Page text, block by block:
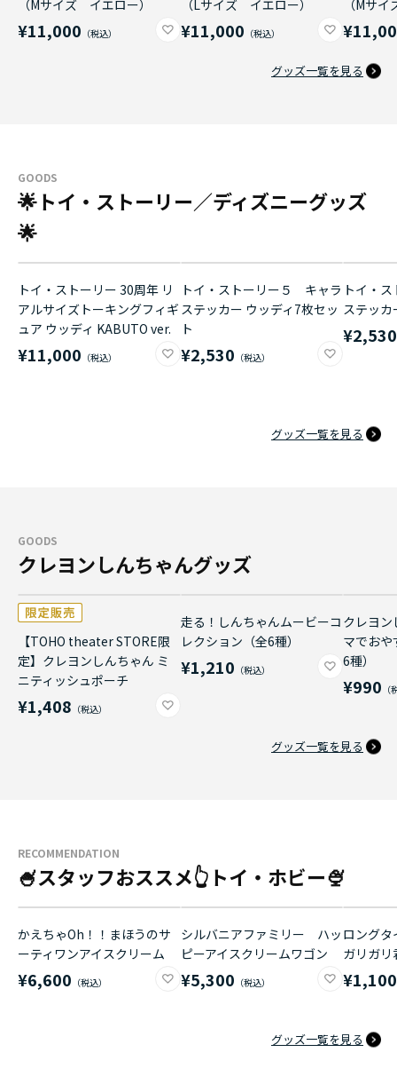
（Mサイズ イエロー）
¥11,000
（Lサイズ イエロー）
¥11,000
（Mサ
グッズ一覧を見る
GOODS
🌟トイ・ストーリー／ディズニーグッズ
🌟
トイ・ストーリー 30周年 リ
アルサイズトーキングフィギ
ュア ウッディ KABUTO ver.
¥11,000
トイ・ストーリー５ キャラ
ステッカー ウッディ7枚セッ
ト
¥2,530
トイ・
ステッカ
¥2,530
グッズ一覧を見る
GOODS
クレヨンしんちゃんグッズ
【TOHO theater STORE限
定】クレヨンしんちゃん ミ
ニティッシュポーチ
¥1,408
走る！しんちゃんムービーコ
レクション（全6種）
¥1,210
クレヨ
マでお
6種）
¥990
グッズ一覧を見る
RECOMMENDATION
🍧スタッフおススメ👆トイ・ホビー🍨
かえちゃOh！！まほうのサ
ーティワンアイスクリーム
¥6,600
シルバニアファミリー ハッ
ピーアイスクリームワゴン
¥5,300
ロング
ガリガ
¥1,100
グッズ一覧を見る